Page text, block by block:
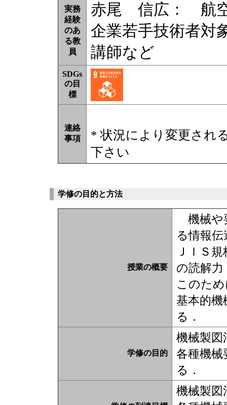
実務
経験
のあ
る教
員
赤尾 信広： 航空
企業若手技術者対
講師など
SDGs
の目
標
連絡
事項
* 状況により変更され
下さい
学修の目的と方法
授業の概要
機械や
る情報
ＪＩＳ
の読解
このた
基本的
る．
学修の目的
機械製図
各種機
る．
機械製図